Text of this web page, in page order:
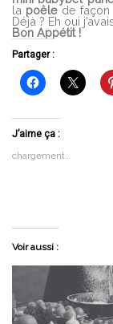
la poêlede façon
Déjà ? Eh oui
Bon Appétit !
Partager :
J’aime ça :
chargement…
Voir aussi :